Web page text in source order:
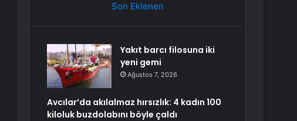
Son Eklenen
Yakıt barcı filosuna iki
yeni gemi
Ağustos 7, 2026
Avcılar’da akılalmaz hırsızlık: 4 kadın 100
kiloluk buzdolabını böyle çaldı